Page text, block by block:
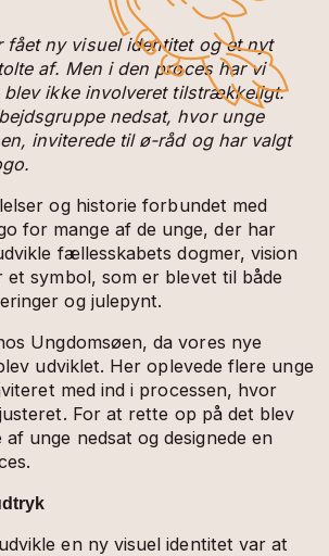
fået ny visuel identitet og et nyt
af. Men i den proces har vi
ikke involveret tilstrækkeligt.
nedsat, hvor unge
inviterede til ø-råd og har valgt
og historie forbundet med
for mange af de unge, der har
fællesskabets dogmer, vision
et symbol, som er blevet til både
og julepynt.
Ungdomsøen, da vores nye
udviklet. Her oplevede flere unge
med ind i processen, hvor
For at rette op på det blev
unge nedsat og designede en
en ny visuel identitet var at